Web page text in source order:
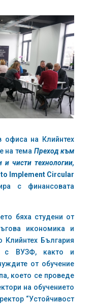
офиса на Клийнтех
на тема Преход към
чисти технологии,
to Implement Circular
с финансовата
бяха студени от
икономика и
Клийнтех България
с ВУЗФ, както и
от oбучение
което се проведе
на обучението
“Устойчивост